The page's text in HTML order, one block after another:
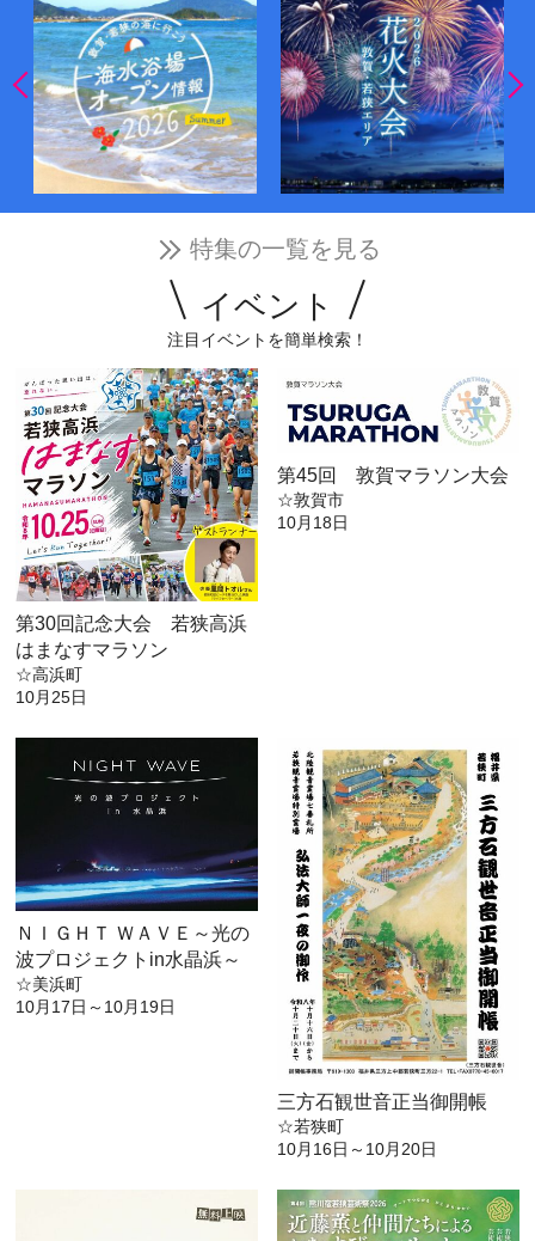
特集の一覧を見る
イベント
注目イベントを簡単検索！
第30回記念大会 若狭高浜
はまなすマラソン
☆高浜町
10月25日
第45回 敦賀マラソン大会
☆敦賀市
10月18日
ＮＩＧＨＴ ＷＡＶＥ～光の
波プロジェクトin水晶浜～
☆美浜町
10月17日～10月19日
三方石観世音正当御開帳
☆若狭町
10月16日～10月20日